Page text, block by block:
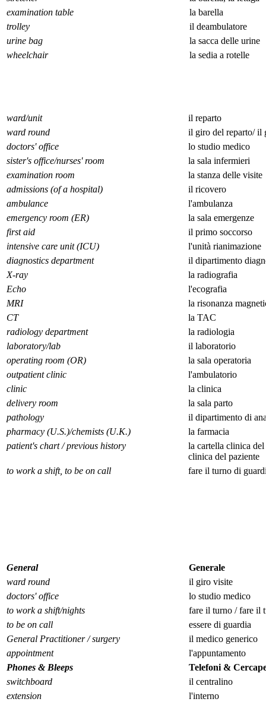
examination table
la barella
trolley
il deambulatore
urine bag
la sacca delle urine
wheelchair
la sedia a rotelle
ward/unit
il reparto
ward round
il giro del reparto/ il
doctors' office
lo studio medico
sister's office/nurses' room
la sala infermieri
examination room
la stanza delle visite
admissions (of a hospital)
il ricovero
ambulance
l'ambulanza
emergency room (ER)
la sala emergenze
first aid
il primo soccorso
intensive care unit (ICU)
l'unità rianimazione
diagnostics department
il dipartimento
X-ray
la radiografia
Echo
l'ecografia
MRI
la risonanza
CT
la TAC
radiology department
la radiologia
laboratory/lab
il laboratorio
operating room (OR)
la sala operatoria
outpatient clinic
l'ambulatorio
clinic
la clinica
delivery room
la sala parto
pathology
il dipartimento di
pharmacy (U.S.)/chemists (U.K.)
la farmacia
patient's chart / previous history
la cartella clinica
clinica del paziente
to work a shift, to be on call
fare il turno di
General
Generale
ward round
il giro visite
doctors' office
lo studio medico
to work a shift/nights
fare il turno / fare il
to be on call
essere di guardia
General Practitioner / surgery
il medico generico
appointment
l'appuntamento
Phones & Bleeps
Telefoni &
switchboard
il centralino
extension
l'interno